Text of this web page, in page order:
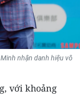
nhận danh hiệu vô
với khoảng